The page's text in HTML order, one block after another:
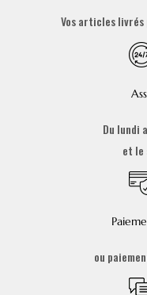
Vos articles livrés
Du lundi
et le
ou